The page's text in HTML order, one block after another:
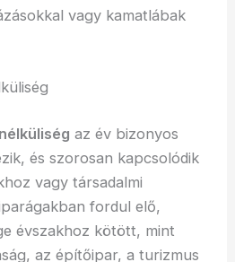
vagy kamatlábak
az év bizonyos
és szorosan kapcsolódik
vagy társadalmi
fordul elő,
évszakhoz kötött, mint
az építőipar, a turizmus